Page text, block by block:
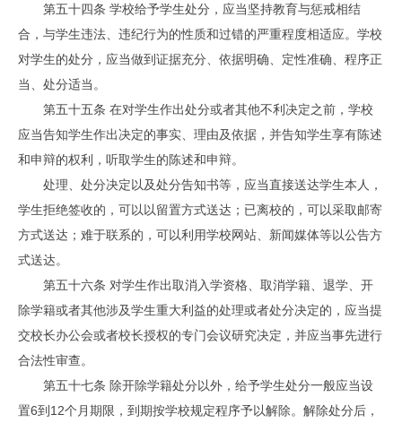
第五十四条 学校给予学生处分，应当坚持教育与惩戒相结
合，与学生违法、违纪行为的性质和过错的严重程度相适应。学校
对学生的处分，应当做到证据充分、依据明确、定性准确、程序正
当、处分适当。
第五十五条 在对学生作出处分或者其他不利决定之前，学校
应当告知学生作出决定的事实、理由及依据，并告知学生享有陈述
和申辩的权利，听取学生的陈述和申辩。
处理、处分决定以及处分告知书等，应当直接送达学生本人，
学生拒绝签收的，可以以留置方式送达；已离校的，可以采取邮寄
方式送达；难于联系的，可以利用学校网站、新闻媒体等以公告方
式送达。
第五十六条 对学生作出取消入学资格、取消学籍、退学、开
除学籍或者其他涉及学生重大利益的处理或者处分决定的，应当提
交校长办公会或者校长授权的专门会议研究决定，并应当事先进行
合法性审查。
第五十七条 除开除学籍处分以外，给予学生处分一般应当设
置6到12个月期限，到期按学校规定程序予以解除。解除处分后，